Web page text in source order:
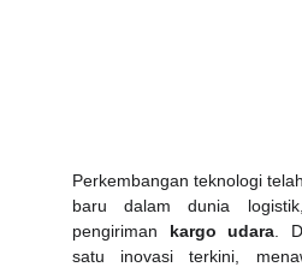
Perkembangan teknologi
baru dalam dunia
pengiriman kargo udara .
satu inovasi terkini,